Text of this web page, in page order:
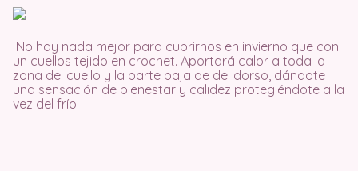
No hay nada mejor para cubrirnos en invierno que con
un cuellos tejido en crochet. Aportará calor a toda la
zona del cuello y la parte baja de del dorso, dándote
una sensación de bienestar y calidez protegiéndote a la
vez del frío.